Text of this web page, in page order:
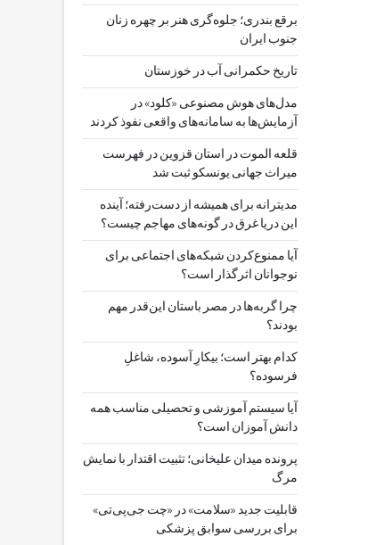
برقع بندری؛ جلوه‌گری هنر بر چهره زنان
جنوب ایران
تاریخ حکمرانی آب در خوزستان
مدل‌های هوش مصنوعی «کلود» در
آزمایش‌ها به سامانه‌های واقعی نفوذ کردند
قلعه الموت در استان قزوین در فهرست
میراث جهانی یونسکو ثبت شد
مدیترانه برای همیشه از دست‌رفته؛ آینده
این دریا غرق در گونه‌های مهاجم چیست؟
آیا ممنوع‌کردن شبکه‌های اجتماعی برای
نوجوانان اثرگذار است؟
چرا گربه‌ها در مصر باستان این‌قدر مهم
بودند؟
کدام بهتر است؛ بیکارِ آسوده، شاغلِ
فرسوده؟
آیا سیستم آموزشی و تحصیلی مناسب همه
دانش آموزان است؟
پرونده میدان علیخانی؛ تثبیت اقتدار با نمایش
مرگ
قابلیت جدید «سلامت» در «چت ‌جی‌پی‌تی»
برای بررسی سوابق پزشکی